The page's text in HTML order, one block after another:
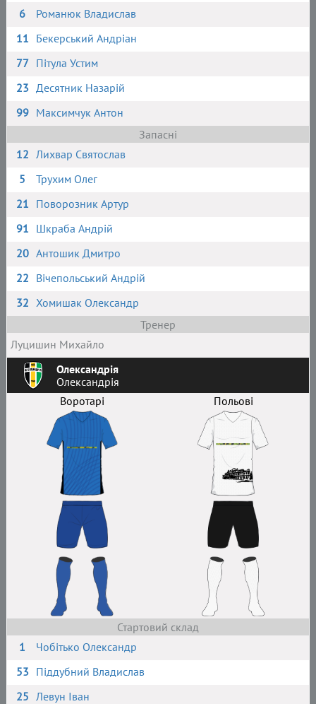
6
Романюк Владислав
11 Бекерський Андріан
77 Пітула Устим
23 Десятник Назарій
99 Максимчук Антон
Запасні
12 Лихвар Святослав
5
Трухим Олег
21 Поворозник Артур
91 Шкраба Андрій
20 Антошик Дмитро
22 Вічепольський Андрій
32 Хомишак Олександр
Тренер
Луцишин Михайло
Олександрія
Олександрія
Воротарі
Польові
Стартовий склад
1
Чобітько Олександр
53 Піддубний Владислав
25 Левун Іван